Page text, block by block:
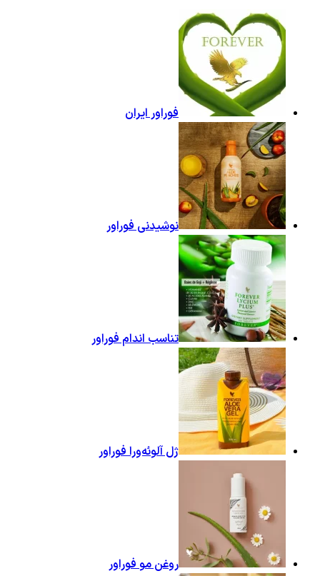
فوراور ایران
نوشیدنی فوراور
تناسب اندام فوراور
ژل آلوئه‌ورا فوراور
روغن مو فوراور